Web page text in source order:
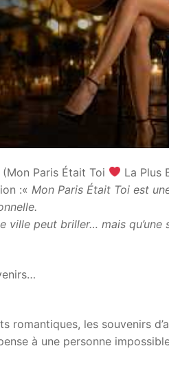
Paris Était Toi
La Plus
:« Mon Paris Était Toi est
ville peut briller… mais
romantiques, les souvenirs
à une personne